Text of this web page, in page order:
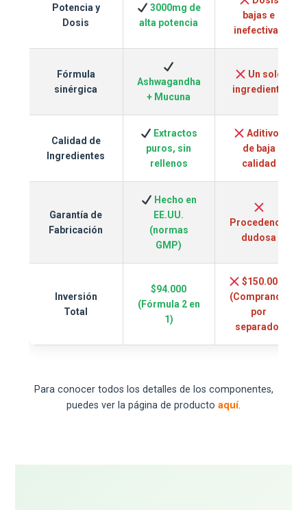
Potencia y
Dosis
3000mg de
alta potencia
bajas e
inefectivas
Fórmula
sinérgica
Ashwagandha
+ Mucuna
Un solo
ingrediente
Calidad de
Ingredientes
Extractos
puros, sin
rellenos
Aditivos
de baja
calidad
Garantía de
Fabricación
Hecho en
EE.UU.
(normas
GMP)
Procedencia
dudosa
Inversión
Total
$94.000
(Fórmula 2 en
1)
$150.000+
(Comprando
por
separado)
Para conocer todos los detalles de los componentes,
puedes ver la página de producto aquí.